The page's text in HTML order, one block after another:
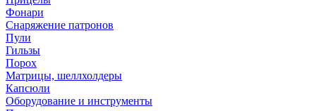
Фонари
Снаряжение патронов
Пули
Гильзы
Порох
Матрицы, шеллхолдеры
Капсюли
Оборудование и инструменты